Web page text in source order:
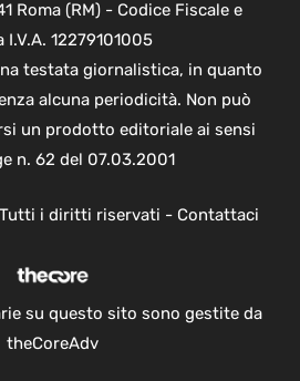
Roma (RM) - Codice Fiscale e
I.V.A. 12279101005
testata giornalistica, in quanto
alcuna periodicità. Non può
un prodotto editoriale ai sensi
n. 62 del 07.03.2001
i diritti riservati - Contattaci
su questo sito sono gestite da
theCoreAdv